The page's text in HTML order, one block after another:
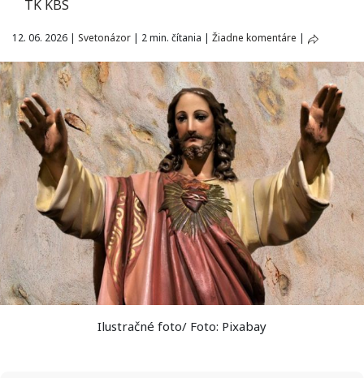
TK KBS
12. 06. 2026 | Svetonázor | 2 min. čítania | Žiadne komentáre |
Ilustračné foto/ Foto: Pixabay